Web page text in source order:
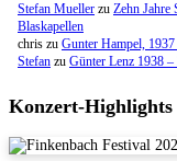
Stefan Mueller zu Zehn Jahre
Blaskapellen
chris zu Gunter Hampel,
Stefan zu Günter Lenz 1938 –
Konzert-Highlights